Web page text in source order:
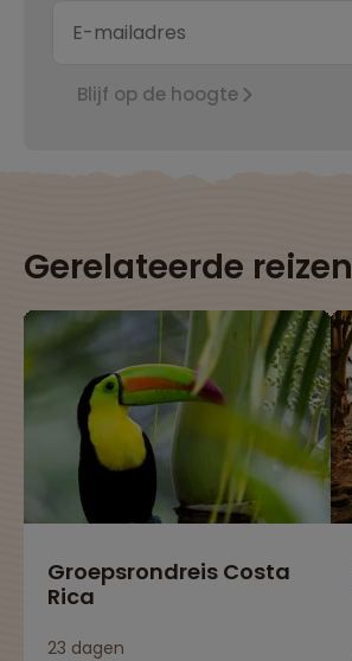
Blijf op de hoogte
Gerelateerde reizen
Groepsrondreis Costa
Rica
23 dagen